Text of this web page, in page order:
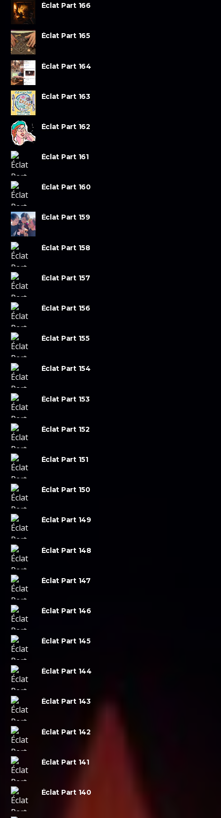
Éclat Part 166
Éclat Part 165
Éclat Part 164
Éclat Part 163
Éclat Part 162
Éclat Part 161
Éclat Part 160
Éclat Part 159
Éclat Part 158
Éclat Part 157
Éclat Part 156
Éclat Part 155
Éclat Part 154
Éclat Part 153
Éclat Part 152
Éclat Part 151
Éclat Part 150
Éclat Part 149
Éclat Part 148
Éclat Part 147
Éclat Part 146
Éclat Part 145
Éclat Part 144
Éclat Part 143
Éclat Part 142
Éclat Part 141
Éclat Part 140